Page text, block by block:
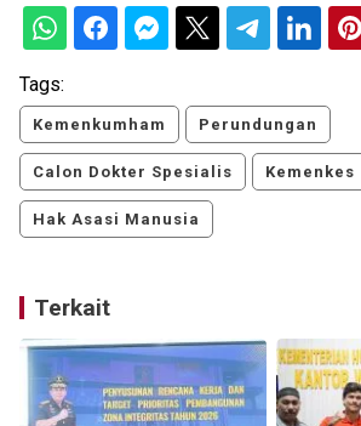
Tags:
Kemenkumham Perundungan
Calon Dokter Spesialis Kemenkes
Hak Asasi Manusia
Terkait